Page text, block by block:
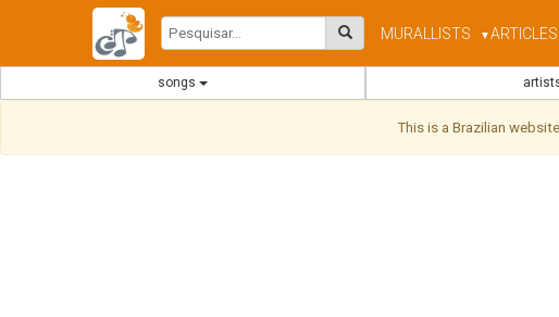
MURAL LISTS ▼ARTICLES
songs
This is a Brazilian